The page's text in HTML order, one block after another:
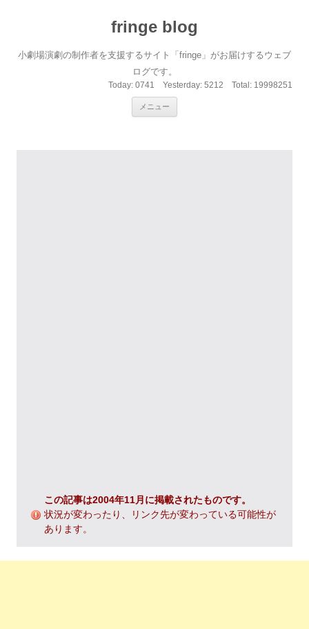
fringe blog
小劇場演劇の制作者を支援するサイト「fringe」がお届けするウェブ
ログです。
Today: 0741 Yesterday: 5212 Total: 19998251
メニュー
この記事は2004年11月に掲載されたものです。
状況が変わったり、リンク先が変わっている可能性が
あります。